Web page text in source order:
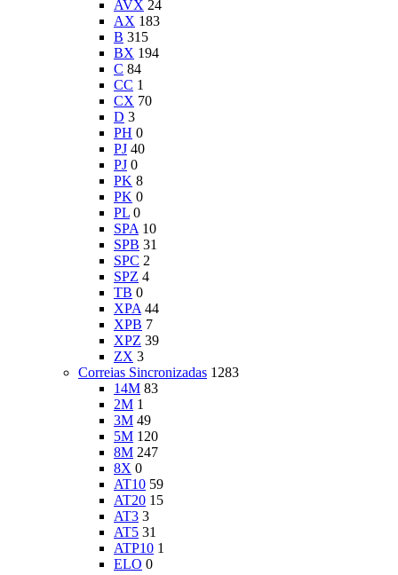
AVX 24
AX 183
B 315
BX 194
C 84
CC 1
CX 70
D 3
PH 0
PJ 40
PJ 0
PK 8
PK 0
PL 0
SPA 10
SPB 31
SPC 2
SPZ 4
TB 0
XPA 44
XPB 7
XPZ 39
ZX 3
Correias Sincronizadas 1283
14M 83
2M 1
3M 49
5M 120
8M 247
8X 0
AT10 59
AT20 15
AT3 3
AT5 31
ATP10 1
ELO 0